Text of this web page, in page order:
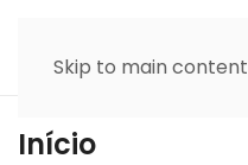
Skip to main content
Início